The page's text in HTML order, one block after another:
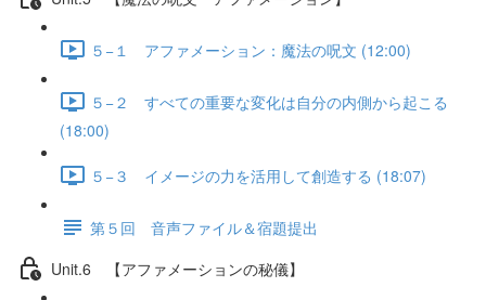
５−１ アファメーション：魔法の呪文 (12:00)
５−２ すべての重要な変化は自分の内側から起こる
(18:00)
５−３ イメージの力を活用して創造する (18:07)
第５回 音声ファイル＆宿題提出
Unit.6 【アファメーションの秘儀】